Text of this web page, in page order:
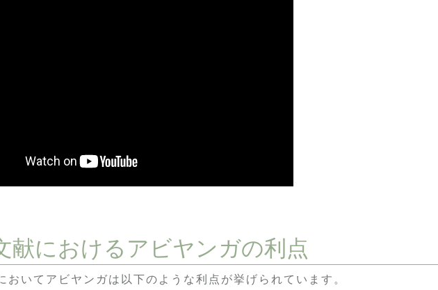
献におけるアビヤンガの利点
おいてアビヤンガは以下のような利点が挙げられています。